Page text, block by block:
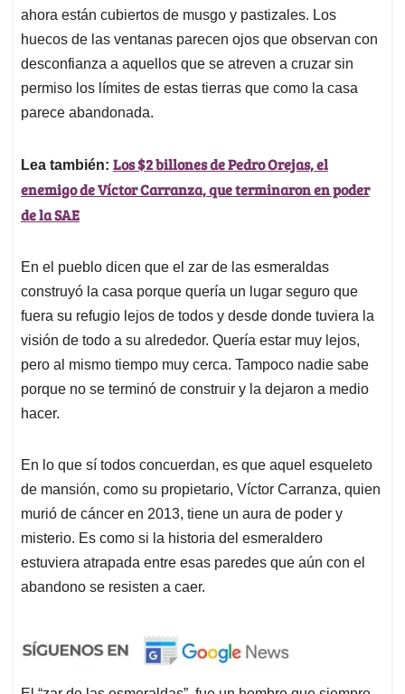
ahora están cubiertos de musgo y pastizales. Los
huecos de las ventanas parecen ojos que observan con
desconfianza a aquellos que se atreven a cruzar sin
permiso los límites de estas tierras que como la casa
parece abandonada.
Lea también: Los $2 billones de Pedro Orejas, el
enemigo de Víctor Carranza, que terminaron en poder
de la SAE
En el pueblo dicen que el zar de las esmeraldas
construyó la casa porque quería un lugar seguro que
fuera su refugio lejos de todos y desde donde tuviera la
visión de todo a su alrededor. Quería estar muy lejos,
pero al mismo tiempo muy cerca. Tampoco nadie sabe
porque no se terminó de construir y la dejaron a medio
hacer.
En lo que sí todos concuerdan, es que aquel esqueleto
de mansión, como su propietario, Víctor Carranza, quien
murió de cáncer en 2013, tiene un aura de poder y
misterio. Es como si la historia del esmeraldero
estuviera atrapada entre esas paredes que aún con el
abandono se resisten a caer.